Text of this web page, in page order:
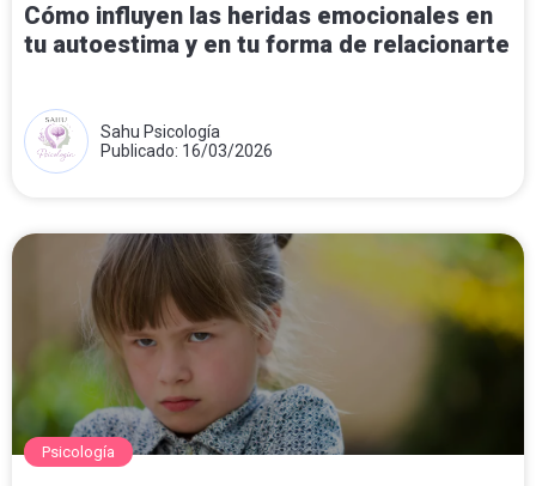
Cómo influyen las heridas emocionales en
tu autoestima y en tu forma de relacionarte
Sahu Psicología
Publicado: 16/03/2026
Psicología